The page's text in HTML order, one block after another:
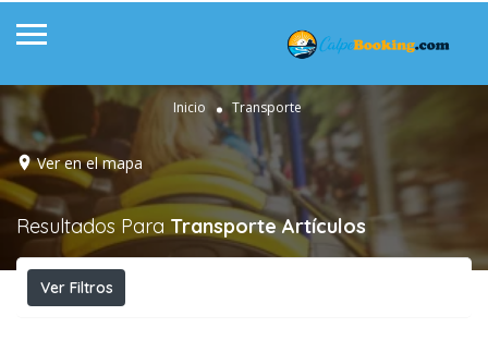
Inicio Transporte
Ver en el mapa
Resultados Para Transporte Artículos
Ver Filtros